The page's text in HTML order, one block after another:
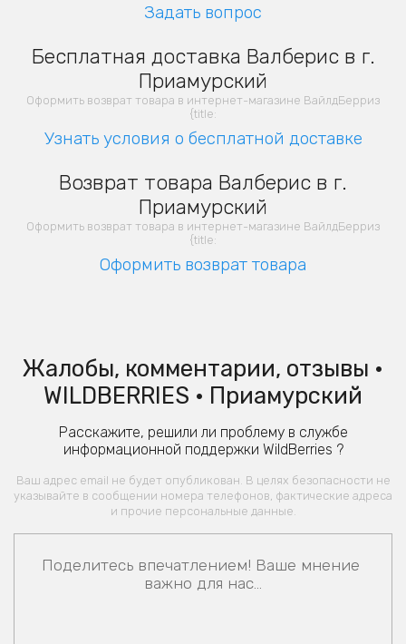
Задать вопрос
Бесплатная доставка Валберис в г.
Приамурский
Оформить возврат товара в интернет-магазине ВайлдБерриз
{title:
Узнать условия о бесплатной доставке
Возврат товара Валберис в г.
Приамурский
Оформить возврат товара в интернет-магазине ВайлдБерриз
{title:
Оформить возврат товара
Жалобы, комментарии, отзывы •
WILDBERRIES • Приамурский
Расскажите, решили ли проблему в службе
информационной поддержки WildBerries ?
Ваш адрес email не будет опубликован. В целях безопасности не
указывайте в сообщении номера телефонов, фактические адреса
и прочие персональные данные.